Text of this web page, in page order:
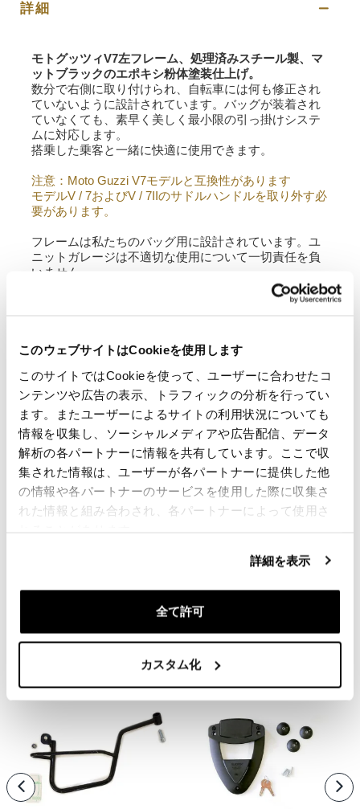
このウェブサイトはCookieを使用します
このサイトではCookieを使って、ユーザーに合わせたコ
ンテンツや広告の表示、トラフィックの分析を行ってい
ます。またユーザーによるサイトの利用状況についても
情報を収集し、ソーシャルメディアや広告配信、データ
解析の各パートナーに情報を共有しています。ここで収
集された情報は、ユーザーが各パートナーに提供した他
の情報や各パートナーのサービスを使用した際に収集さ
れた情報と組み合わされ、各パートナーによって使用さ
詳細を表示
全て許可
カスタム化
詳細
モトグッツィV7左フレーム、処理済みスチール製、マ
ットブラックのエポキシ粉体塗装仕上げ。
数分で右側に取り付けられ、自転車には何も修正され
ていないように設計されています。バッグが装着され
ていなくても、素早く美しく最小限の引っ掛けシステ
ムに対応します。
搭乗した乗客と一緒に快適に使用できます。
注意：Moto Guzzi V7モデルと互換性があります
モデルV / 7およびV / 7IIのサドルハンドルを取り外す必
要があります。
フレームは私たちのバッグ用に設計されています。ユ
ニットガレージは不適切な使用について一切責任を負
いません
お客様に最高のものを提供するために、私たちは常に
要請情報
バッグガイド
レビュー
レビューを書くには、ログイン する必要があります。